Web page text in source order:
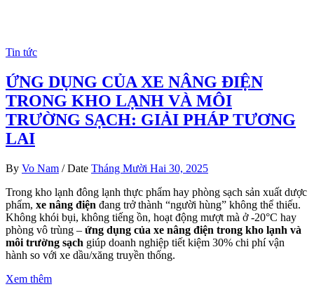
Tin tức
ỨNG DỤNG CỦA XE NÂNG ĐIỆN
TRONG KHO LẠNH VÀ MÔI
TRƯỜNG SẠCH: GIẢI PHÁP TƯƠNG
LAI
By Vo Nam / Date Tháng Mười Hai 30, 2025
Trong kho lạnh đông lạnh thực phẩm hay phòng sạch sản xuất dược
phẩm, xe nâng điện đang trở thành “người hùng” không thể thiếu.
Không khói bụi, không tiếng ồn, hoạt động mượt mà ở -20°C hay
phòng vô trùng – ứng dụng của xe nâng điện trong kho lạnh và
môi trường sạch giúp doanh nghiệp tiết kiệm 30% chi phí vận
hành so với xe dầu/xăng truyền thống.
Xem thêm